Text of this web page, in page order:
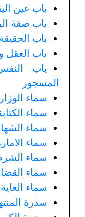
باب عين
باب صفة
باب الحقيقة
باب العقل
باب
المسجور
سماء
سماء
سماء
سماء
سماء
سماء
سماء
سدرة